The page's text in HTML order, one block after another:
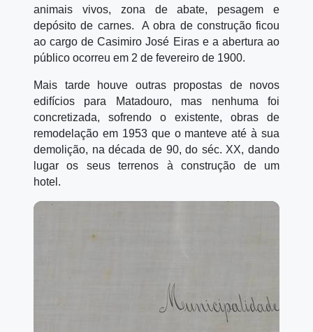
animais vivos, zona de abate, pesagem e
depósito de carnes.
A obra de construção ficou
ao cargo de Casimiro José Eiras e a abertura ao
público ocorreu em 2 de fevereiro de 1900.
Mais tarde houve outras propostas de novos
edifícios para Matadouro, mas nenhuma foi
concretizada, sofrendo o existente, obras de
remodelação em 1953 que o manteve até à sua
demolição, na década de 90, do séc. XX, dando
lugar os seus terrenos à construção de um
hotel.